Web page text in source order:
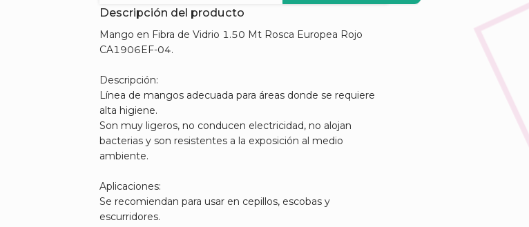
Descripción del producto
Mango en Fibra de Vidrio 1.50 Mt Rosca Europea Rojo
CA1906EF-04.
Descripción:
Línea de mangos adecuada para áreas donde se requiere
alta higiene.
Son muy ligeros, no conducen electricidad, no alojan
bacterias y son resistentes a la exposición al medio
ambiente.
Aplicaciones:
Se recomiendan para usar en cepillos, escobas y
escurridores.